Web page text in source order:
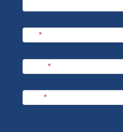
*
*
*